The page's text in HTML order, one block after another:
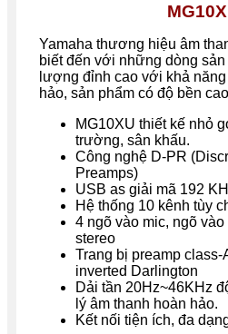
Yamaha thương hiệu âm
biết đến với những dòng
lượng đỉnh cao với khả
hảo, sản phẩm có độ bền
MG10XU thiết kế nhỏ
trường, sân khấu.
Công nghệ D-PR
Preamps)
USB as giải mã 192
Hệ thống 10 kênh tùy
4 ngõ vào mic, ngõ
stereo
Trang bị preamp class-
inverted Darlington
Dải tần 20Hz~46KHz
lý âm thanh hoàn hảo.
Kết nối tiện ích, đa